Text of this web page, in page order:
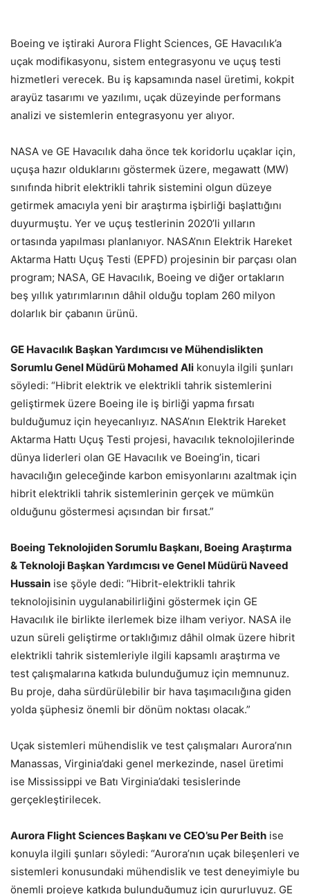
Boeing ve iştiraki Aurora Flight Sciences, GE Havacılık’a
uçak modifikasyonu, sistem entegrasyonu ve uçuş testi
hizmetleri verecek. Bu iş kapsamında nasel üretimi, kokpit
arayüz tasarımı ve yazılımı, uçak düzeyinde performans
analizi ve sistemlerin entegrasyonu yer alıyor.
NASA ve GE Havacılık daha önce tek koridorlu uçaklar için,
uçuşa hazır olduklarını göstermek üzere, megawatt (MW)
sınıfında hibrit elektrikli tahrik sistemini olgun düzeye
getirmek amacıyla yeni bir araştırma işbirliği başlattığını
duyurmuştu. Yer ve uçuş testlerinin 2020’li yılların
ortasında yapılması planlanıyor. NASA’nın Elektrik Hareket
Aktarma Hattı Uçuş Testi (EPFD) projesinin bir parçası olan
program; NASA, GE Havacılık, Boeing ve diğer ortakların
beş yıllık yatırımlarının dâhil olduğu toplam 260 milyon
dolarlık bir çabanın ürünü.
GE Havacılık Başkan Yardımcısı ve Mühendislikten
Sorumlu Genel Müdürü Mohamed Ali konuyla ilgili şunları
söyledi: “Hibrit elektrik ve elektrikli tahrik sistemlerini
geliştirmek üzere Boeing ile iş birliği yapma fırsatı
bulduğumuz için heyecanlıyız. NASA’nın Elektrik Hareket
Aktarma Hattı Uçuş Testi projesi, havacılık teknolojilerinde
dünya liderleri olan GE Havacılık ve Boeing’in, ticari
havacılığın geleceğinde karbon emisyonlarını azaltmak için
hibrit elektrikli tahrik sistemlerinin gerçek ve mümkün
olduğunu göstermesi açısından bir fırsat.”
Boeing Teknolojiden Sorumlu Başkanı, Boeing Araştırma
& Teknoloji Başkan Yardımcısı ve Genel Müdürü Naveed
Hussain ise şöyle dedi: “Hibrit-elektrikli tahrik
teknolojisinin uygulanabilirliğini göstermek için GE
Havacılık ile birlikte ilerlemek bize ilham veriyor. NASA ile
uzun süreli geliştirme ortaklığımız dâhil olmak üzere hibrit
elektrikli tahrik sistemleriyle ilgili kapsamlı araştırma ve
test çalışmalarına katkıda bulunduğumuz için memnunuz.
Bu proje, daha sürdürülebilir bir hava taşımacılığına giden
yolda şüphesiz önemli bir dönüm noktası olacak.”
Uçak sistemleri mühendislik ve test çalışmaları Aurora’nın
Manassas, Virginia’daki genel merkezinde, nasel üretimi
ise Mississippi ve Batı Virginia’daki tesislerinde
gerçekleştirilecek.
Aurora Flight Sciences Başkanı ve CEO’su Per Beith ise
konuyla ilgili şunları söyledi: “Aurora’nın uçak bileşenleri ve
sistemleri konusundaki mühendislik ve test deneyimiyle bu
önemli projeye katkıda bulunduğumuz için gururluyuz. GE